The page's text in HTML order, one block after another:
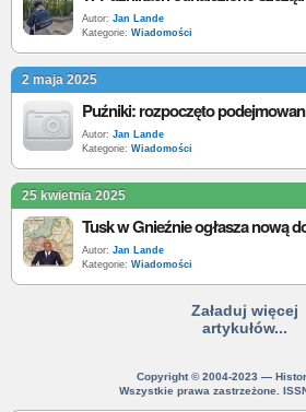
Autor: Jan Lande
Kategorie: Wiadomości
2 maja 2025
Autor: Jan Lande
Kategorie: Wiadomości
25 kwietnia 2025
Autor: Jan Lande
Kategorie: Wiadomości
Załaduj więcej
artykułów...
Copyright © 2004-2023 —
Wszystkie prawa zastrzeżone.